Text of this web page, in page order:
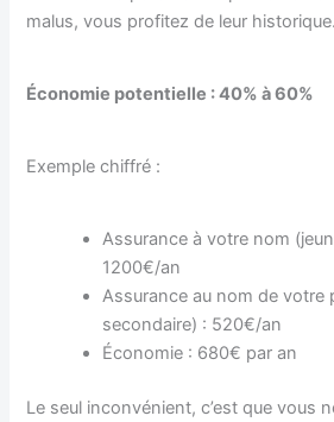
malus, vous profitez de leur historique.
Économie potentielle : 40% à 60%
Exemple chiffré :
Assurance à votre nom
1200€/an
Assurance au nom de votre
secondaire) : 520€/an
Économie : 680€ par an
Le seul inconvénient, c’est que vous